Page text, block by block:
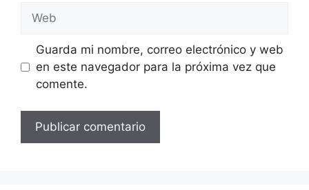
Web
Guarda mi nombre, correo electrónico y web
en este navegador para la próxima vez que
comente.